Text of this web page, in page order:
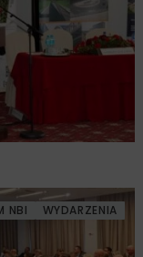
NBI WYDARZENIA